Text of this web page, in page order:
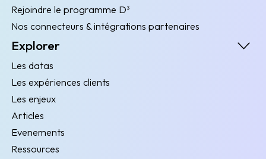
Rejoindre le programme D³
Nos connecteurs & intégrations partenaires
Explorer
Les datas
Les expériences clients
Les enjeux
Articles
Evenements
Ressources